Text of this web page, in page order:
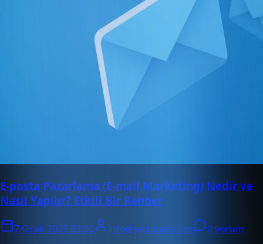
E-posta Pazarlama (E-mail Marketing) Nedir ve
Nasıl Yapılır? Etkili Bir Rehber
7 Ocak 2025 23:30 info@enabase.com
0 yorum